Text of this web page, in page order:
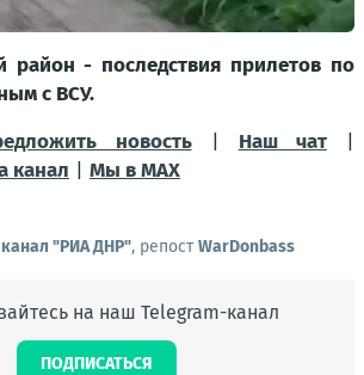
район - последствия прилетов по
с ВСУ.
новость| Наш чат|
канал
Мы в МАХ
"РИА ДНР", репостWarDonbass
на наш Telegram-канал
ПОДПИСАТЬСЯ